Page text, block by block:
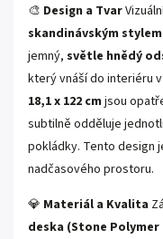
🎨 Design a Tvar
skandinávským
jemný, světle hnědý
který vnáší do interiéru
18,1 x 122 cm jsou
subtilně odděluje
pokládky. Tento design
nadčasového prostoru.
💎 Materiál a Kvalita
deska (Stone